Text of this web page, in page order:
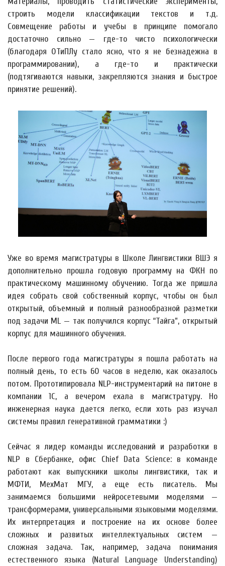
строить модели классификации текстов и т.д.
Совмещение работы и учебы в принципе помогало
достаточно сильно — где-то чисто психологически
(благодаря ОТиПЛу стало ясно, что я не безнадежна в
программировании), а где-то и практически
(подтягиваются навыки, закрепляются знания и быстрое
принятие решений).
Уже во время магистратуры в Школе Лингвистики ВШЭ я
дополнительно прошла годовую программу на ФКН по
практическому машинному обучению. Тогда же пришла
идея собрать свой собственный корпус, чтобы он был
открытый, объемный и полный разнообразной разметки
под задачи ML — так получился корпус “Тайга”, открытый
корпус для машинного обучения.
После первого года магистратуры я пошла работать на
полный день, то есть 60 часов в неделю, как оказалось
потом. Прототипировала NLP-инструментарий на питоне в
компании 1С, а вечером ехала в магистратуру. Но
инженерная наука дается легко, если хоть раз изучал
системы правил генеративной грамматики :)
Сейчас я лидер команды исследований и разработки в
NLP в Сбербанке, офис Chief Data Science: в команде
работают как выпускники школы лингвистики, так и
МФТИ, МехМат МГУ, а еще есть писатель. Мы
занимаемся большими нейросетевыми моделями —
трансформерами, универсальными языковыми моделями.
Их интерпретация и построение на их основе более
сложных и развитых интеллектуальных систем —
сложная задача. Так, например, задача понимания
естественного языка (Natural Language Understanding)